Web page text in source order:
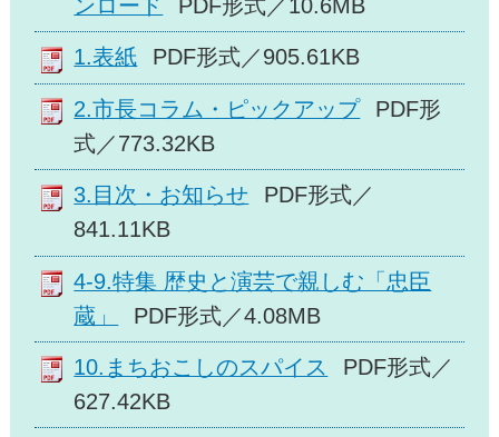
ンロード
PDF形式／10.6MB
1.表紙 PDF形式／905.61KB
2.市長コラム・ピックアップ
PDF形
式／773.32KB
3.目次・お知らせ
PDF形式／
841.11KB
4-9.特集 歴史と演芸で親しむ「忠臣
蔵」
PDF形式／4.08MB
10.まちおこしのスパイス
PDF形式／
627.42KB